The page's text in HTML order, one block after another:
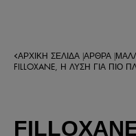
ΑΡΧΙΚΉ ΣΕΛΊΔΑ ΆΡΘΡΑ
FILLOXANE, Η ΛΎΣΗ ΓΙΑ ΠΙΟ